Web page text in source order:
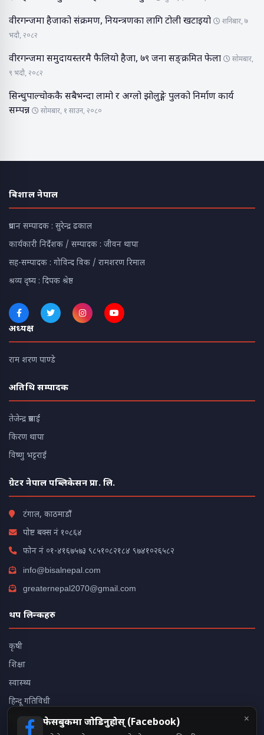
वीरगन्जमा हैजाको संक्रमण, नियन्त्रणका लागि टोली खटाइयो
शनिबार, ७
भदौ, २०८२
वीरगन्जमा समुदायस्तरमै फैलियो हैजा, ७९ जना सङ्क्रमित फेला
सोमबार,
९ भदौ, २०८२
सिन्धुपाल्चोककै सबैभन्दा लामो र अग्लो झोलुङ्गे पुलको निर्माण कार्य
सम्पन्न
सोमबार, १ साउन, २०८०
बिशाल नेपाल
प्रधान सम्पादक : सुरेन्द्र ढकाल
कार्यकारी निर्देशक / सम्पादक : जीवन थापा
सह-सम्पादक : गोविन्द विक / रामशरण रिमाल
श्रव्य दृष्य : दिपक श्रेष्ठ
अध्यक्ष
राम शरण पाण्डे
अतिथि सम्पादक
तेजेन्द्र प्रसाईं
किरण थापा
विष्णु भट्टराई
ग्रेटर नेपाल पब्लिकेसन प्रा. लि.
टंगाल, काठमाडौं
पोष्ट बक्स नं १०८६४
फोन नं ०१-४१६७५७३ ९८५१०८२१८४ ९७४१०२६५८२
info@bisalnepal.com
greaternepal2070@gmail.com
थप लिन्कहरु
कृषी
शिक्षा
स्वास्थ्य
हिन्दू गतिविधी
भिडियो
फेसबुकमा जोडिनुहोस् (Facebook) ×